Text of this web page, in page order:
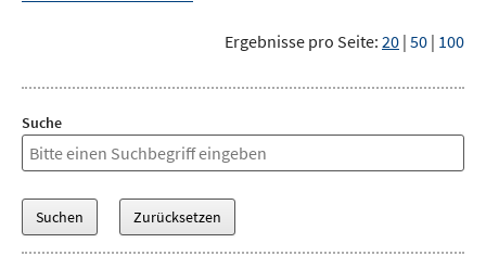
Ergebnisse pro Seite: 20 | 50 | 100
Suche